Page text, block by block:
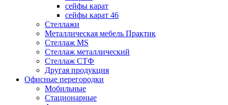
сейфы карат
сейфы карат 46
Стеллажи
Металлическая мебель Практик
Стеллаж MS
Стеллаж металлический
Стеллаж СТФ
Другая продукция
Офисные перегородки
Мобильные
Стационарные